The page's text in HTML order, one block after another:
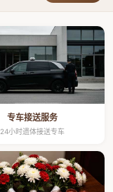
专车接送服务
24小时遗体接送专车